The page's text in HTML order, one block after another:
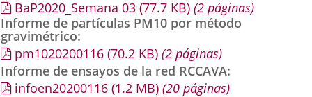
BaP2020_Semana 03 (77.7 KB) (2 páginas)
Informe de partículas PM10 por método
gravimétrico
pm1020200116 (70.2 KB) (2 páginas)
Informe de ensayos de la red RCCAVA
infoen20200116 (1.2 MB) (20 páginas)